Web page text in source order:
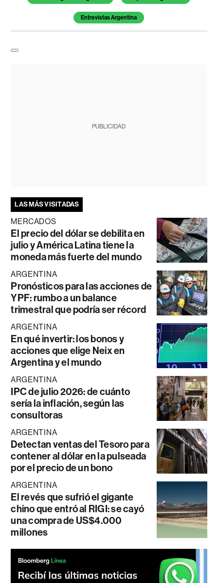
Entrevistas Argentina
PUBLICIDAD
LAS MÁS VISITADAS
MERCADOS
El precio del dólar se debilita en
julio y América Latina tiene la
moneda más fuerte del mundo
ARGENTINA
Pronósticos para las acciones de
YPF: rumbo a un balance
trimestral que podría ser récord
ARGENTINA
En qué invertir: los bonos y
acciones que elige Neix en
Argentina y el mundo
ARGENTINA
IPC de julio 2026: de cuánto
sería la inflación, según las
consultoras
ARGENTINA
Detectan ventas del Tesoro para
contener al dólar en la pulseada
por el precio de un bono
ARGENTINA
El revés que sufrió el gigante
chino que entró al RIGI: se cayó
una compra de US$4.000
millones